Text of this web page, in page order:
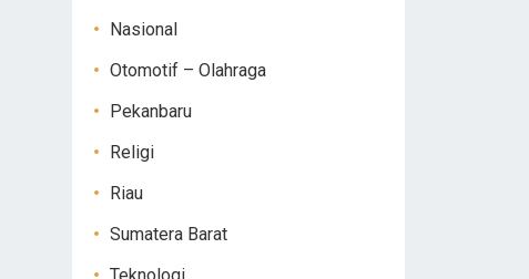
Nasional
Otomotif – Olahraga
Pekanbaru
Religi
Riau
Sumatera Barat